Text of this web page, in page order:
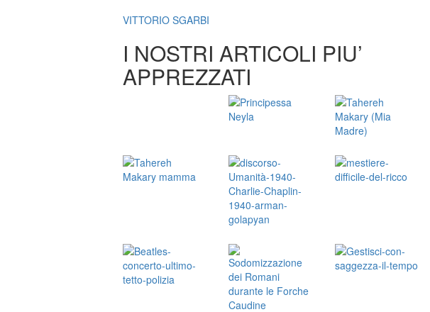
VITTORIO SGARBI
I NOSTRI ARTICOLI PIU’
APPREZZATI